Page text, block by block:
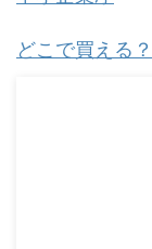
どこで買える？